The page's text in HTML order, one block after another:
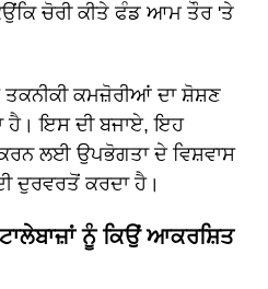
ਚੋਰੀ ਕੀਤੇ ਫੰਡ ਆਮ ਤੌਰ 'ਤੇ
ਕਮਜ਼ੋਰੀਆਂ ਦਾ ਸ਼ੋਸ਼ਣ
ਹੈ। ਇਸ ਦੀ ਬਜਾਏ, ਇਹ
ਲਈ ਉਪਭੋਗਤਾ ਦੇ ਵਿਸ਼ਵਾਸ
ਦੁਰਵਰਤੋਂ ਕਰਦਾ ਹੈ।
ਨੂੰ ਕਿਉਂ ਆਕਰਸ਼ਿਤ